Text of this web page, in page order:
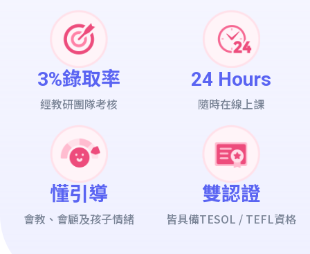
3%錄取率
經教研團隊考核
24 Hours
隨時在線上課
懂引導
會教、會顧及孩子情緒
雙認證
皆具備TESOL / TEFL資格